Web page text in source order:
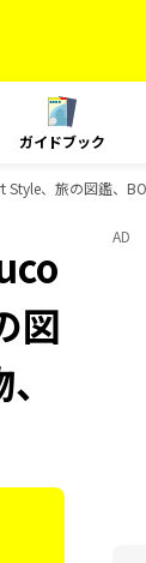
ガイドブック
、旅の図鑑、
図
AD